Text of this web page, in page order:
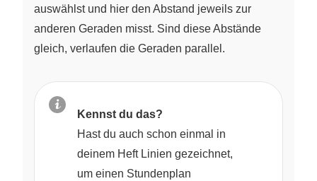
auswählst und hier den Abstand jeweils zur
anderen Geraden misst. Sind diese Abstände
gleich, verlaufen die Geraden parallel.
Kennst du das?
Hast du auch schon einmal in
deinem Heft Linien gezeichnet,
um einen Stundenplan